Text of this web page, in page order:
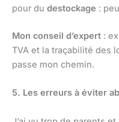
pour du destockage :
Mon conseil d’expert :
TVA et la traçabilité des
passe mon chemin.
5. Les erreurs à éviter